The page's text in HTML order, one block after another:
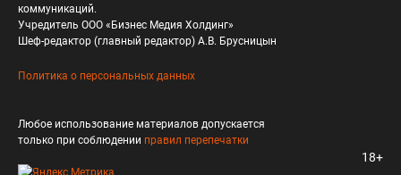
коммуникаций.
Учредитель ООО «Бизнес Медия Холдинг»
Шеф-редактор (главный редактор) А.В. Брусницын
Политика о персональных данных
Любое использование материалов допускается
только при соблюдении правил перепечатки
18+